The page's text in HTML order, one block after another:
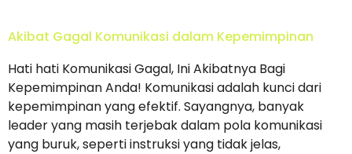
Akibat Gagal Komunikasi dalam Kepemimpinan
Hati hati Komunikasi Gagal, Ini Akibatnya Bagi
Kepemimpinan Anda! Komunikasi adalah kunci dari
kepemimpinan yang efektif. Sayangnya, banyak
leader yang masih terjebak dalam pola komunikasi
yang buruk, seperti instruksi yang tidak jelas,